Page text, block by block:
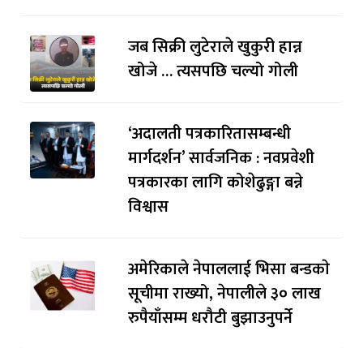
जब सिक्री लुटेराले खुकुरी हान्न
खोजे … त्यसपछि चल्यो गोली
‘अदालती पत्रकारितासम्बन्धी
मार्गदर्शन’ सार्वजनिक : नवप्रवेशी
पत्रकारका लागि कोशेढुङ्गा बन्ने
विश्वास
अमेरिकाले नेपाललाई भिसा बन्डकाे
सूचीमा राख्यो, नेपालीले ३० लाख
रुपैयाँसम्म धरौटी बुझाउनुपर्ने